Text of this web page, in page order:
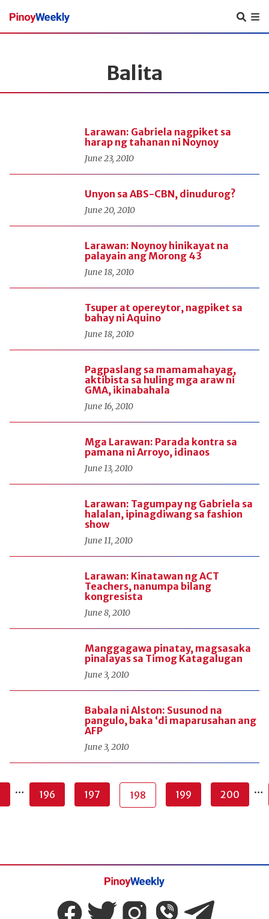
Pinoy
Weekly
Balita
Larawan: Gabriela nagpiket sa
harap ng tahanan ni Noynoy
June 23, 2010
Unyon sa ABS-CBN, dinudurog?
June 20, 2010
Larawan: Noynoy hinikayat na
palayain ang Morong 43
June 18, 2010
Tsuper at opereytor, nagpiket sa
bahay ni Aquino
June 18, 2010
Pagpaslang sa mamamahayag,
aktibista sa huling mga araw ni
GMA, ikinabahala
June 16, 2010
Mga Larawan: Parada kontra sa
pamana ni Arroyo, idinaos
June 13, 2010
Larawan: Tagumpay ng Gabriela sa
halalan, ipinagdiwang sa fashion
show
June 11, 2010
Larawan: Kinatawan ng ACT
Teachers, nanumpa bilang
kongresista
June 8, 2010
Manggagawa pinatay, magsasaka
pinalayas sa Timog Katagalugan
June 3, 2010
Babala ni Alston: Susunod na
pangulo, baka ‘di maparusahan ang
AFP
June 3, 2010
… 196 197 198 199 200 …
Pinoy
Weekly